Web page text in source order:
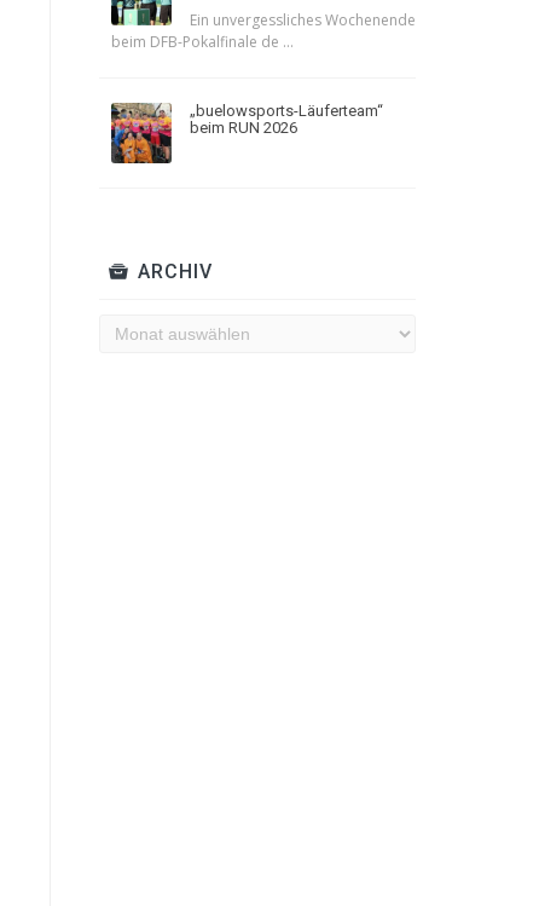
Ein unvergessliches Wochenende
beim DFB-Pokalfinale de ...
„buelowsports-Läuferteam“
beim RUN 2026
ARCHIV
Archiv